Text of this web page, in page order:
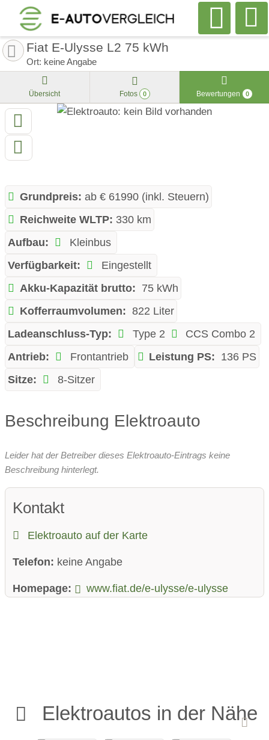
Fiat E-Ulysse L2 75 kWh
Ort: keine Angabe
Übersicht Fotos 0 Bewertungen 0
Grundpreis: ab € 61990 (inkl. Steuern)
Reichweite WLTP: 330 km
Aufbau:
Kleinbus
Verfügbarkeit:
Eingestellt
Akku-Kapazität brutto: 75 kWh
Kofferraumvolumen: 822 Liter
Ladeanschluss-Typ:
Type 2
CCS Combo 2
Antrieb:
Frontantrieb Leistung PS: 136 PS
Sitze:
8-Sitzer
Beschreibung Elektroauto
Leider hat der Betreiber dieses Elektroauto-Eintrags keine
Beschreibung hinterlegt.
Kontakt
Elektroauto auf der Karte
Telefon: keine Angabe
Homepage: www.fiat.de/e-ulysse/e-ulysse
Elektroautos in der Nähe